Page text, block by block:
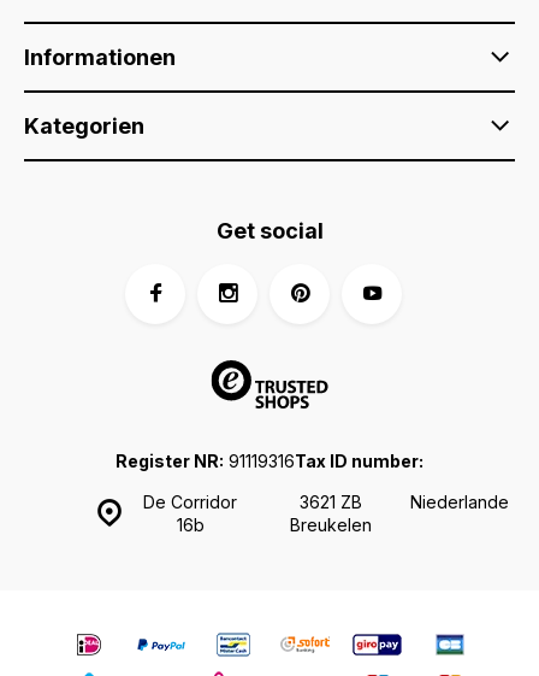
Informationen
Kategorien
De Corridor
16b
3621 ZB
Breukelen
Niederlande
Register NR: 91119316Tax ID number:
Get social